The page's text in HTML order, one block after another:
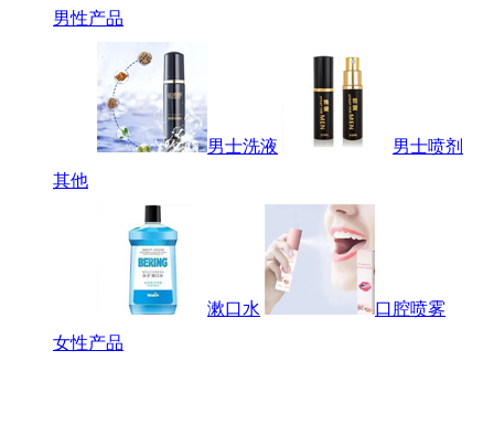
男性产品
男士洗液
男士喷剂
其他
漱口水
口腔喷雾
女性产品